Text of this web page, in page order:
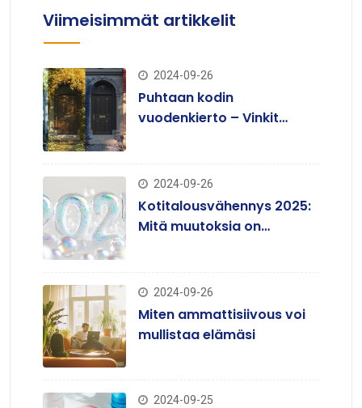
Viimeisimmät artikkelit
2024-09-26
Puhtaan kodin
vuodenkierto – Vinkit
2024-09-26
Kotitalousvähennys 2025:
Mitä muutoksia on
2024-09-26
Miten ammattisiivous voi
mullistaa elämäsi
2024-09-25